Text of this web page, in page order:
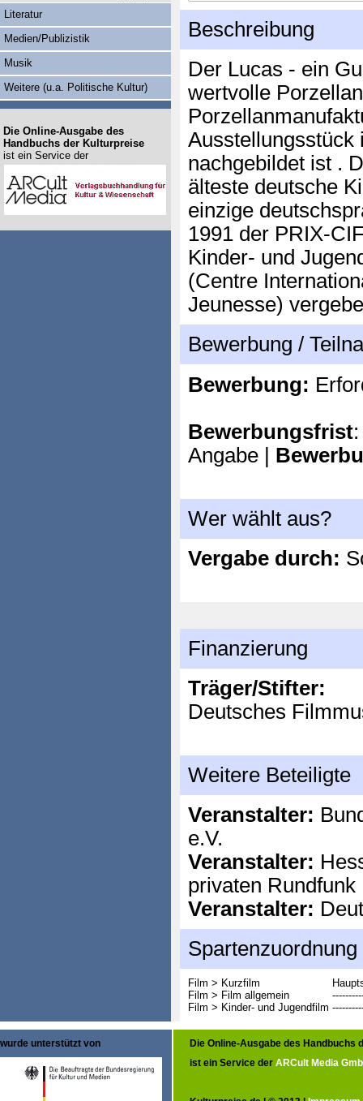
Beschreibung
Der Lucas - ein
wertvolle
Ausstellungsstück
nachgebildet ist .
älteste deutsche
einzige
1991 der PRIX-
Kinder- und
(Centre
Jeunesse)
Bewerbung /
Bewerbung:
Bewerbungsfrist
Angabe |
Wer wählt aus?
Vergabe durch:
Finanzierung
Träger/Stifter:
Deutsches
Weitere Beteiligte
Veranstalter:
e.V.
Veranstalter:
privaten Rundfunk
Veranstalter:
Spartenzuordnung
Film > Kurzfilm
Film > Film allgemein
Film > Kinder- und Jugendfilm
Literatur
Medien/Publizistik
Musik
Weitere (u.a. Politische Kultur)
Die Online-Ausgabe des
Handbuchs der Kulturpreise
ist ein Service der
wurde unterstützt von
Die Online-Ausgabe des Handbuchs
ist ein Service der ARCult Media